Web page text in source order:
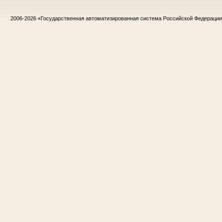
2006-2026 «Государственная автоматизированная система Российской